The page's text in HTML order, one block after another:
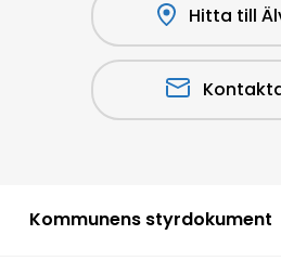
Hitta till
Kommunens styrdokument